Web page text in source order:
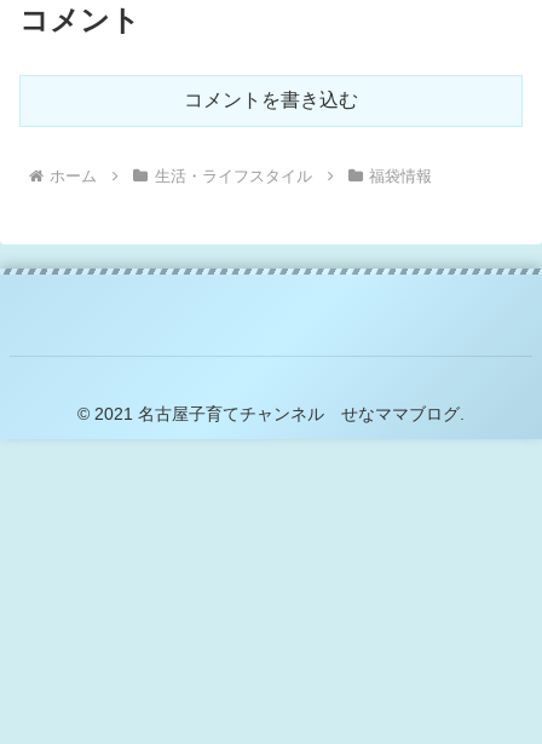
コメント
コメントを書き込む
ホーム 生活・ライフスタイル 福袋情報
© 2021 名古屋子育てチャンネル せなママブログ.